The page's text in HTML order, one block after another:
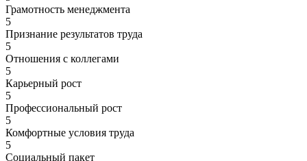
Грамотность менеджмента
5
Признание результатов труда
5
Отношения с коллегами
5
Карьерный рост
5
Профессиональный рост
5
Комфортные условия труда
5
Социальный пакет